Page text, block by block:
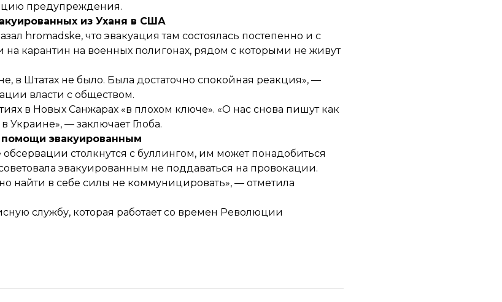
предупреждения.
из Уханя в США
hromadske, что эвакуация там состоялась постепенно и с
на карантин на военных полигонах, рядом с которыми не живут
в Штатах не было. Была достаточно спокойная реакция», —
власти с обществом.
в Новых Санжарах «в плохом ключе». «О нас снова пишут как
Украине», — заключает Глоба.
эвакуированным
столкнутся с буллингом, им может понадобиться
эвакуированным не поддаваться на провокации.
найти в себе силы не коммуницировать», — отметила
службу, которая работает со времен Революции